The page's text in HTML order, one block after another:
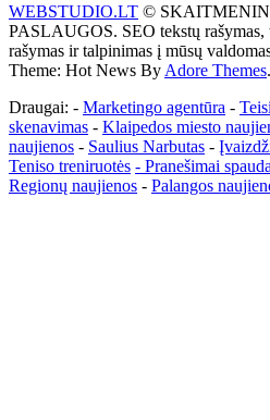
WEBSTUDIO.LT ©
PASLAUGOS. SEO tekstų rašymas,
rašymas ir talpinimas į mūsų
Theme: Hot News By Adore Themes.
Draugai: - Marketingo agentūra -
skenavimas - Klaipedos miesto
naujienos - Saulius Narbutas -
Teniso treniruotės - Pranešimai
Regionų naujienos - Palangos